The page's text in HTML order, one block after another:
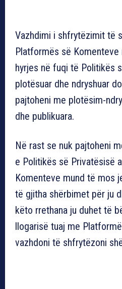
Vazhdimi i shfrytëzimit të
Platformës së Komenteve
hyrjes në fuqi të Politikës
plotësuar dhe ndryshuar
pajtoheni me plotësim-
dhe publikuara.
Në rast se nuk pajtoheni
e Politikës së Privatësisë
Komenteve mund të mos
të gjitha shërbimet për ju
këto rrethana ju duhet të
llogarisë tuaj me
vazhdoni të shfrytëzoni